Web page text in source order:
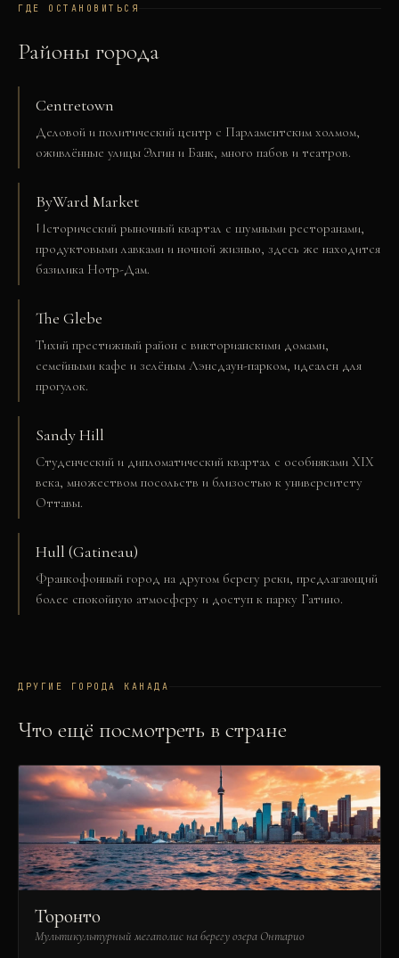
ГДЕ ОСТАНОВИТЬСЯ
Районы города
Centretown
Деловой и политический центр с Парламентским холмом,
оживлённые улицы Элгин и Банк, много пабов и театров.
ByWard Market
Исторический рыночный квартал с шумными ресторанами,
продуктовыми лавками и ночной жизнью, здесь же находится
базилика Нотр-Дам.
The Glebe
Тихий престижный район с викторианскими домами,
семейными кафе и зелёным Лэнсдаун-парком, идеален для
прогулок.
Sandy Hill
Студенческий и дипломатический квартал с особняками XIX
века, множеством посольств и близостью к университету
Оттавы.
Hull (Gatineau)
Франкофонный город на другом берегу реки, предлагающий
более спокойную атмосферу и доступ к парку Гатино.
ДРУГИЕ ГОРОДА КАНАДА
Что ещё посмотреть в стране
Торонто
Мультикультурный мегаполис на берегу озера Онтарио